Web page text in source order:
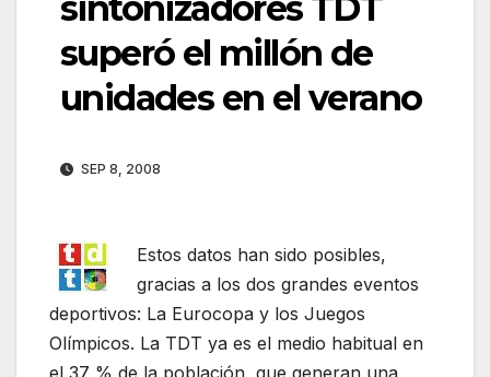
sintonizadores TDT
superó el millón de
unidades en el verano
SEP 8, 2008
Estos datos han sido posibles,
gracias a los dos grandes eventos
deportivos: La Eurocopa y los Juegos
Olímpicos. La TDT ya es el medio habitual en